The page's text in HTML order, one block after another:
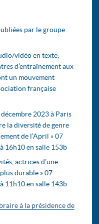
par le groupe
vidéo en texte,
d’entraînement aux
un mouvement
française
2023 à Paris
la diversité de genre
de l’April » 07
16h10 en salle 153b
actrices d’une
durable » 07
11h10 en salle 143b
à la présidence de